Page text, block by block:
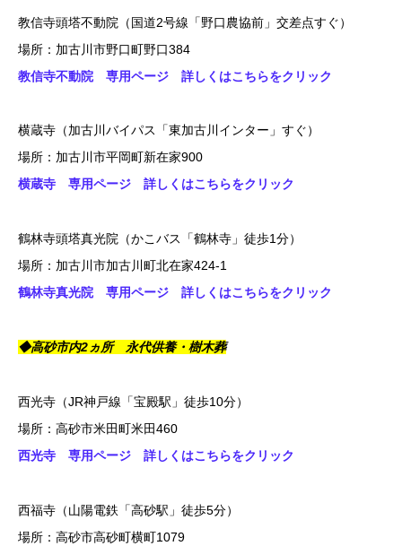
教信寺頭塔不動院（国道2号線「野口農協前」交差点すぐ）
場所：加古川市野口町野口384
教信寺不動院 専用ページ 詳しくはこちらをクリック
横蔵寺（加古川バイパス「東加古川インター」すぐ）
場所：加古川市平岡町新在家900
横蔵寺 専用ページ 詳しくはこちらをクリック
鶴林寺頭塔真光院（かこバス「鶴林寺」徒歩1分）
場所：加古川市加古川町北在家424-1
鶴林寺真光院 専用ページ 詳しくはこちらをクリック
◆高砂市内2ヵ所 永代供養・樹木葬
西光寺（JR神戸線「宝殿駅」徒歩10分）
場所：高砂市米田町米田460
西光寺 専用ページ 詳しくはこちらをクリック
西福寺（山陽電鉄「高砂駅」徒歩5分）
場所：高砂市高砂町横町1079